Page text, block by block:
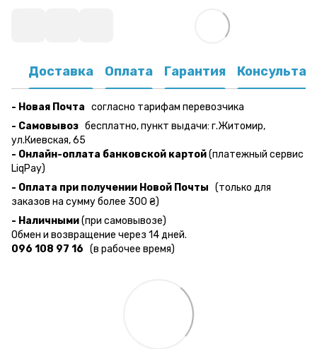
Доставка Оплата Гарантия
- Новая Почта согласно тарифам перевозчика
- Самовывоз бесплатно, пункт выдачи: г.Житомир,
ул.Киевская, 65
- Онлайн-оплата банковской картой(платежный сервис
LiqPay)
- Оплата при получении Новой Почты (только для
заказов на сумму более 300 ₴)
- Наличными(при самовывозе)
Обмен и возвращение через 14 дней.
096 108 97 16 (в рабочее время)